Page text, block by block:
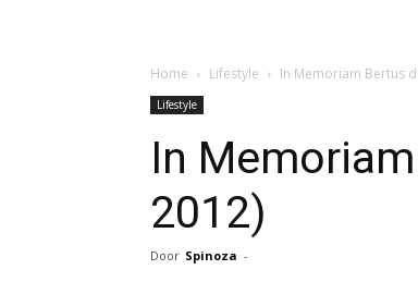
Home Lifestyle In Memoriam Bertus
Lifestyle
In
2012)
Door Spinoza -